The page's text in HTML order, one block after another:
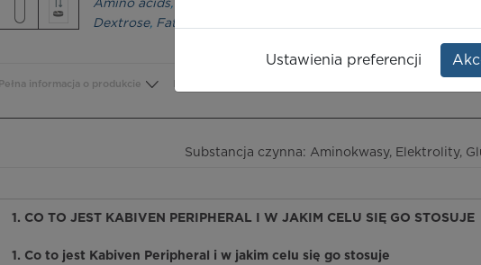
Amino acids,
Dextrose, Fats
Pełna informacja o produkcie
Substancja czynna: Aminokwasy, Elektrolity,
1. CO TO JEST KABIVEN PERIPHERAL I W JAKIM CELU SIĘ GO STOSUJE
1. Co to jest Kabiven Peripheral i w jakim celu się go stosuje
Ustawienia preferencji